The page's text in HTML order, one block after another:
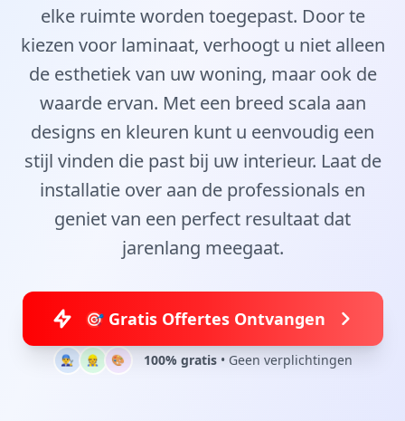
elke ruimte worden toegepast. Door te
kiezen voor laminaat, verhoogt u niet alleen
de esthetiek van uw woning, maar ook de
waarde ervan. Met een breed scala aan
designs en kleuren kunt u eenvoudig een
stijl vinden die past bij uw interieur. Laat de
installatie over aan de professionals en
geniet van een perfect resultaat dat
jarenlang meegaat.
🎯 Gratis Offertes Ontvangen
👨‍🔧 👷 🎨 100% gratis• Geen verplichtingen